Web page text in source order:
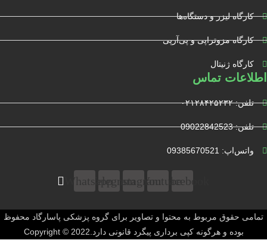
کارگاه لیزر و دستگاه‌ها
کارگاه مزوتراپی و پی‌آرپی
کارگاه ژنیتال
اطلاعات تماس
تلفن: ۰۲۱۲۸۴۲۵۲۳۲
تلفن: 09022842523
واتس‌‌اپ: 09385670521
Facebook
Youtube
Instagram
Telegram
Whatsapp
تمامی حقوق مربوط به محتوا و تصاویر برای گروه پزشکی پاسارگاد محفوظ
بوده و هرگونه کپی برداری پیگرد قانونی دارد.Copyright © 2022